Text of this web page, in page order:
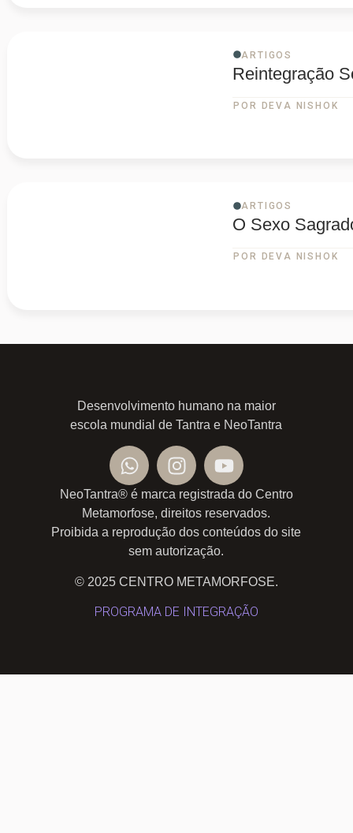
ARTIGOS
Reintegração
POR DEVA NISHOK
ARTIGOS
O Sexo
POR DEVA NISHOK
Desenvolvimento humano na maior
escola mundial de Tantra e NeoTantra
NeoTantra® é marca registrada do Centro
Metamorfose, direitos reservados.
Proibida a reprodução dos conteúdos do site
sem autorização.
© 2025 CENTRO METAMORFOSE.
PROGRAMA DE INTEGRAÇÃO